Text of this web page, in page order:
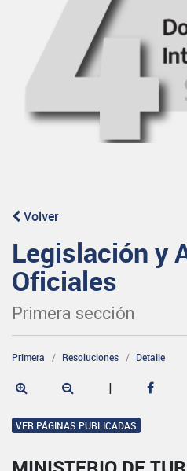
Volver
Legislación y
Oficiales
Primera sección
Primera Resoluciones Detalle
|
VER PÁGINAS PUBLICADAS